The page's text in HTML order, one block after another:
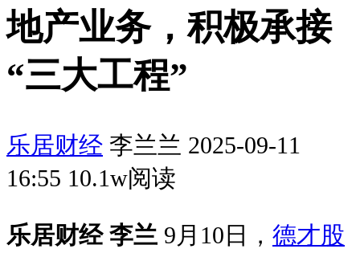
地产业务，积极承接
“三大工程”
乐居财经 李兰兰 2025-09-11
16:55 10.1w阅读
乐居财经 李兰 9月10日， 德才股